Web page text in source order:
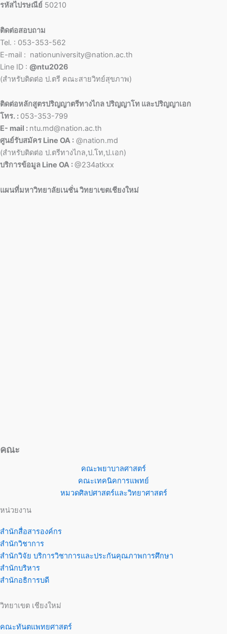
รหัสไปรษณีย์ 50210
ติดต่อสอบถาม
Tel. : 053-353-562
E-mail : nationuniversity@nation.ac.th
Line ID : @ntu2026
(สำหรับติดต่อ ป.ตรี คณะสายวิทย์สุขภาพ)
ติดต่อหลักสูตรปริญญาตรีทางไกล ปริญญาโท และปริญญาเอก
โทร. : 053-353-799
E- mail : ntu.md@nation.ac.th
ศูนย์รับสมัคร Line OA : @nation.md
(สำหรับติดต่อ ป.ตรีทางไกล,ป.โท,ป.เอก)
บริการข้อมูล Line OA :@234atkxx
แผนที่มหาวิทยาลัยเนชั่น วิทยาเขตเชียงใหม่
คณะ
คณะพยาบาลศาสตร์
คณะเทคนิคการแพทย์
หมวดศิลปศาสตร์และวิทยาศาสตร์
หน่วยงาน
สำนักสื่อสารองค์กร
สำนักวิชาการ
สำนักวิจัย บริการวิชาการและประกันคุณภาพการศึกษา
สำนักบริหาร
สำนักอธิการบดี
วิทยาเขต เชียงใหม่
คณะทันตแพทยศาสตร์